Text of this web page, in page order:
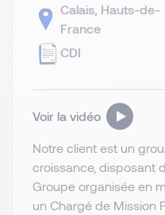
Calais, Hauts-de-
France
CDI
Voir la vidéo
Notre client est un
croissance, disposant
Groupe organisée en
un Chargé de Mission